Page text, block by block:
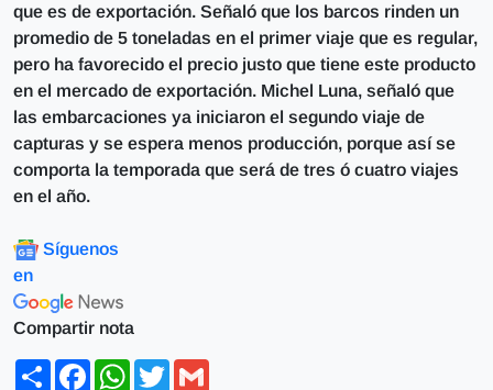
que es de exportación. Señaló que los barcos rinden un
promedio de 5 toneladas en el primer viaje que es regular,
pero ha favorecido el precio justo que tiene este producto
en el mercado de exportación. Michel Luna, señaló que
las embarcaciones ya iniciaron el segundo viaje de
capturas y se espera menos producción, porque así se
comporta la temporada que será de tres ó cuatro viajes
en el año.
Síguenos
en
Compartir nota
ShareFacebookWhatsApp
Twitter